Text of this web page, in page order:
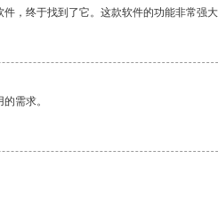
，终于找到了它。这款软件的功能非常强
需求。